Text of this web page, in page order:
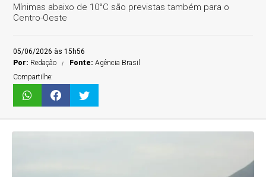
Mínimas abaixo de 10°C são previstas também para o
Centro-Oeste
05/06/2026 às 15h56
Por: Redação Fonte:Agência Brasil
Compartilhe: